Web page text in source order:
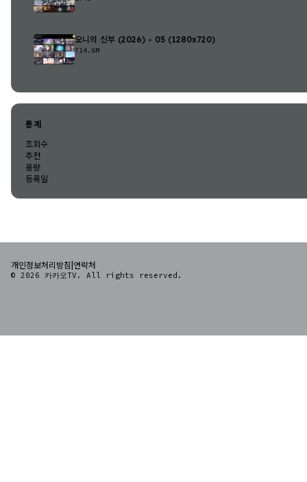
오니의 신부 (2026) - 05 (1280x720)
714.6M
통계
조회수
추천
용량
등록일
개인정보처리방침 연락처
© 2026 카카오TV. All rights reserved.